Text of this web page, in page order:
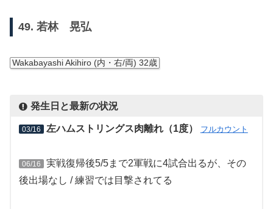
49. 若林 晃弘
Wakabayashi Akihiro (内・右/両) 32歳
発生日と最新の状況
03/16 左ハムストリングス肉離れ（1度） フルカウント
06/16 実戦復帰後5/5まで2軍戦に4試合出るが、その
後出場なし / 練習では目撃されてる